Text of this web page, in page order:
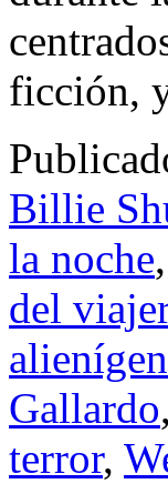
ficción,
Billie
la noche,
del
Gallardo,
terror,